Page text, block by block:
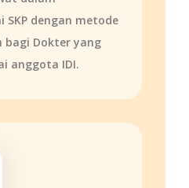
SKP dengan metode
bagi Dokter yang
anggota IDI.